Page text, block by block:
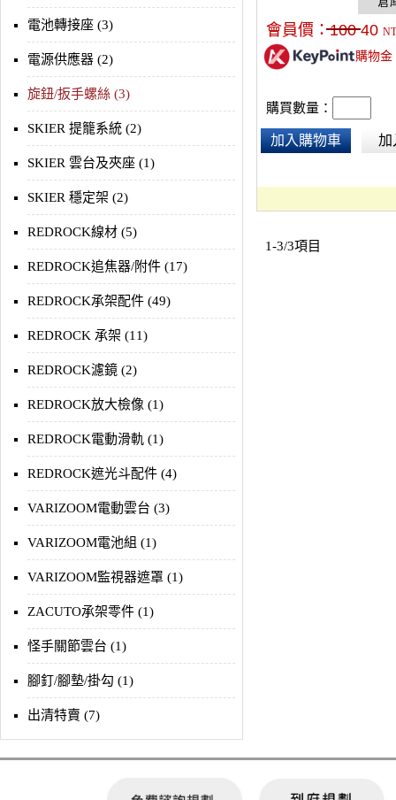
電池轉接座 (3)
電源供應器 (2)
旋鈕/扳手螺絲 (3)
SKIER 提籠系統 (2)
SKIER 雲台及夾座 (1)
SKIER 穩定架 (2)
REDROCK線材 (5)
REDROCK追焦器/附件 (17)
REDROCK承架配件 (49)
REDROCK 承架 (11)
REDROCK濾鏡 (2)
REDROCK放大檢像 (1)
REDROCK電動滑軌 (1)
REDROCK遮光斗配件 (4)
VARIZOOM電動雲台 (3)
VARIZOOM電池組 (1)
VARIZOOM監視器遮罩 (1)
ZACUTO承架零件 (1)
怪手關節雲台 (1)
腳釘/腳墊/掛勾 (1)
出清特賣 (7)
會員價：100 40
購物金
購買數量：
加入購物車 加
1-3/3項目